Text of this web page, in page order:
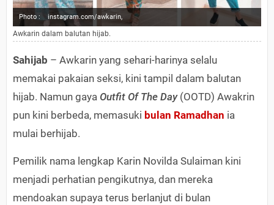
Photo : instagram.com/awkarin,
Awkarin dalam balutan hijab.
Sahijab – Awkarin yang sehari-harinya selalu
memakai pakaian seksi, kini tampil dalam balutan
hijab. Namun gaya Outfit Of The Day(OOTD) Awakrin
pun kini berbeda, memasuki bulan Ramadhan ia
mulai berhijab.
Pemilik nama lengkap Karin Novilda Sulaiman kini
menjadi perhatian pengikutnya, dan mereka
mendoakan supaya terus berlanjut di bulan